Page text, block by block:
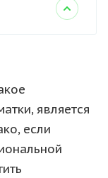
является
если